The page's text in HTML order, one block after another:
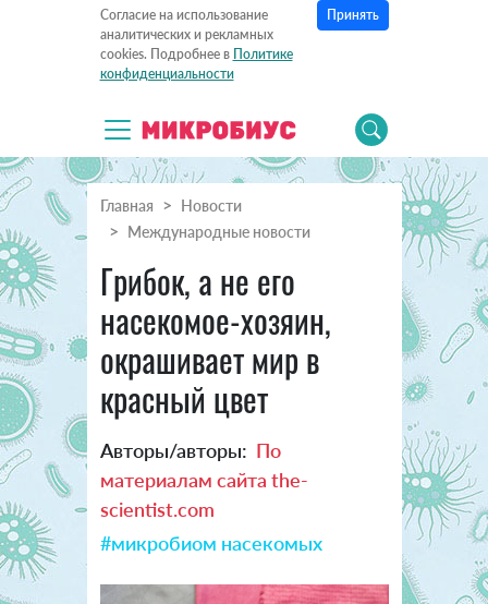
Согласие на использование
аналитических и рекламных
cookies. Подробнее в Политике
конфиденциальности
Принять
Главная
Новости
Международные новости
Грибок, а не его
насекомое-хозяин,
окрашивает мир в
красный цвет
Авторы/авторы: По
материалам сайта the-
scientist.com
#микробиом насекомых